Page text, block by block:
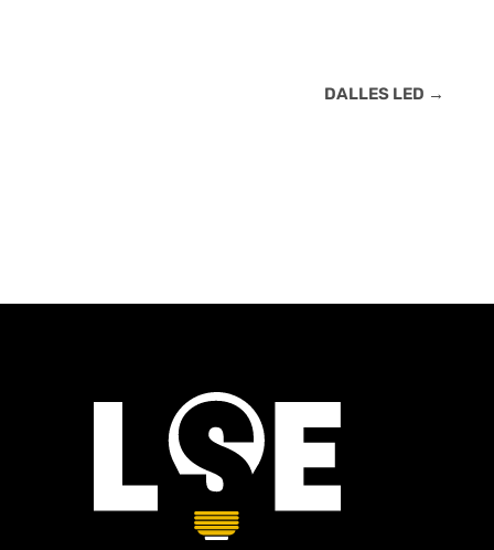
DALLES LED →